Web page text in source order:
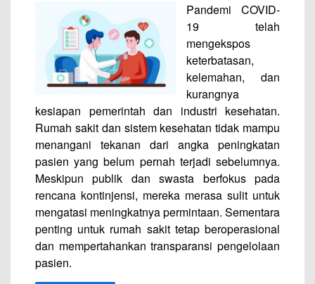
Pandemi COVID-
19 telah
mengekspos
keterbatasan,
kelemahan, dan
kurangnya
kesiapan pemerintah dan industri kesehatan.
Rumah sakit dan sistem kesehatan tidak mampu
menangani tekanan dari angka peningkatan
pasien yang belum pernah terjadi sebelumnya.
Meskipun publik dan swasta berfokus pada
rencana kontinjensi, mereka merasa sulit untuk
mengatasi meningkatnya permintaan. Sementara
penting untuk rumah sakit tetap beroperasional
dan mempertahankan transparansi pengelolaan
pasien.